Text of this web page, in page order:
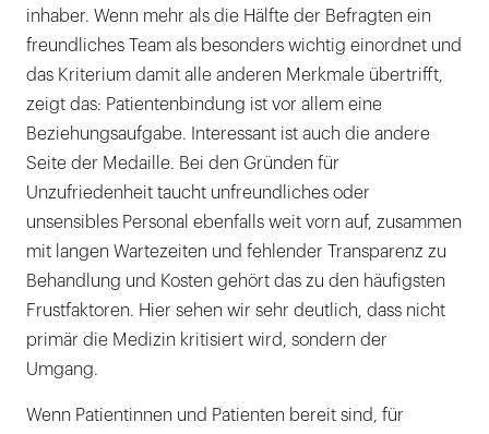
inhaber. Wenn mehr als die Hälfte der Befragten ein
freundliches Team als besonders wichtig einordnet und
das Kriterium damit alle anderen Merkmale übertrifft,
zeigt das: Patientenbindung ist vor allem eine
Beziehungsaufgabe. Interessant ist auch die andere
Seite der Medaille. Bei den Gründen für
Unzufriedenheit taucht unfreundliches oder
unsensibles Personal ebenfalls weit vorn auf, zusammen
mit langen Wartezeiten und fehlender Transparenz zu
Behandlung und Kosten gehört das zu den häufigsten
Frustfaktoren. Hier sehen wir sehr deutlich, dass nicht
primär die Medizin kritisiert wird, sondern der
Umgang.
Wenn Patientinnen und Patienten bereit sind, für